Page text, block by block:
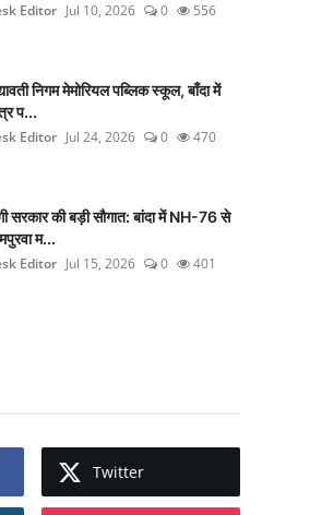
Editor Jul 10, 2026 0 556
निगम मेमोरियल पब्लिक स्कूल, बाँदा में
प...
Editor Jul 24, 2026 0 470
सरकार की बड़ी सौगात: बांदा में NH-76 से
म...
Editor Jul 15, 2026 0 401
Twitter